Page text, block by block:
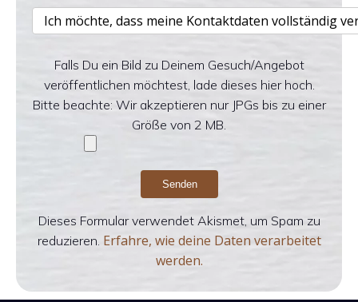
Falls Du ein Bild zu Deinem Gesuch/Angebot
veröffentlichen möchtest, lade dieses hier hoch.
Bitte beachte: Wir akzeptieren nur JPGs bis zu einer
Größe von 2 MB.
Dieses Formular verwendet Akismet, um Spam zu
reduzieren. Erfahre, wie deine Daten verarbeitet
werden.